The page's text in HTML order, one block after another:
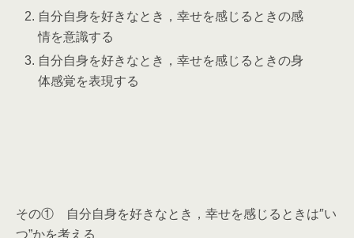
自分自身を好きなとき，幸せを感じるときの感
情を意識する
自分自身を好きなとき，幸せを感じるときの身
体感覚を表現する
その① 自分自身を好きなとき，幸せを感じるときは″い
つ”かを考える